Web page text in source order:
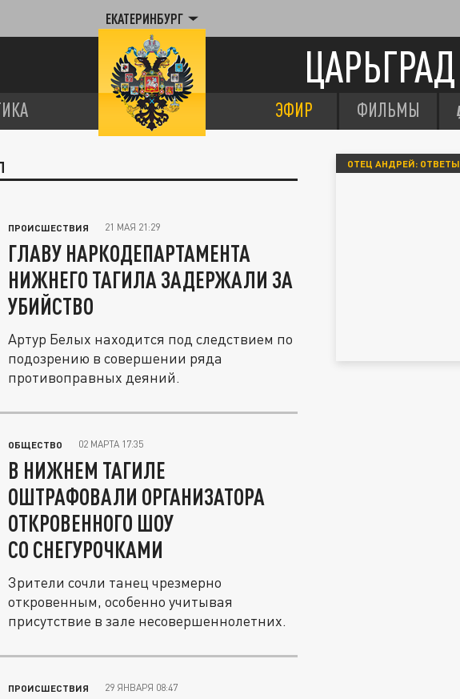
ЕКАТЕРИНБУРГ
ЦАРЬГРАД
ЭФИР ФИЛЬМЫ
ПРОИСШЕСТВИЯ 21 МАЯ 21:29
ГЛАВУ НАРКОДЕПАРТАМЕНТА
НИЖНЕГО ТАГИЛА ЗАДЕРЖАЛИ ЗА
УБИЙСТВО
Артур Белых находится под следствием по
подозрению в совершении ряда
противоправных деяний.
ОБЩЕСТВО 02 МАРТА 17:35
В НИЖНЕМ ТАГИЛЕ
ОШТРАФОВАЛИ ОРГАНИЗАТОРА
ОТКРОВЕННОГО ШОУ
СО СНЕГУРОЧКАМИ
Зрители сочли танец чрезмерно
откровенным, особенно учитывая
присутствие в зале несовершеннолетних.
ПРОИСШЕСТВИЯ 29 ЯНВАРЯ 08:47
ОТЕЦ АНДРЕЙ: ОТВЕТЫ